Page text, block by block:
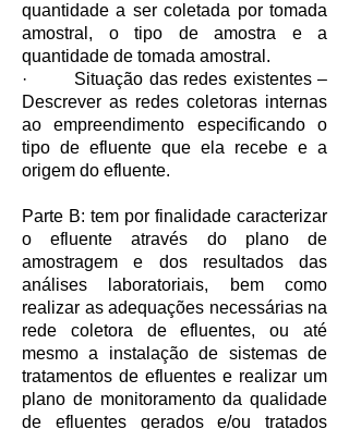
quantidade a ser coletada por tomada
amostral, o tipo de amostra e a
quantidade de tomada amostral.
· Situação das redes existentes –
Descrever as redes coletoras internas
ao empreendimento especificando o
tipo de efluente que ela recebe e a
origem do efluente.
Parte B: tem por finalidade caracterizar
o efluente através do plano de
amostragem e dos resultados das
análises laboratoriais, bem como
realizar as adequações necessárias na
rede coletora de efluentes, ou até
mesmo a instalação de sistemas de
tratamentos de efluentes e realizar um
plano de monitoramento da qualidade
de efluentes gerados e/ou tratados